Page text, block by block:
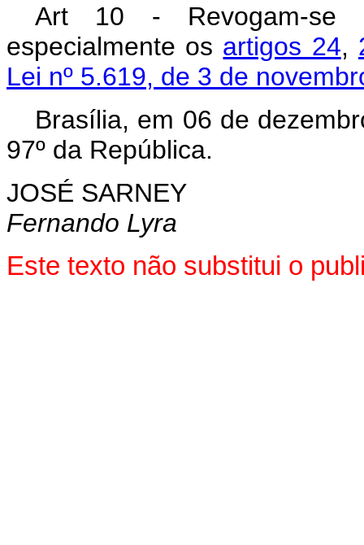
Art 10 - Revogam-se
especialmente os artigos 24,
Lei nº 5.619, de 3 de
Brasília, em 06 de
97º da República.
JOSÉ SARNEY
Fernando Lyra
Este texto não substitui o